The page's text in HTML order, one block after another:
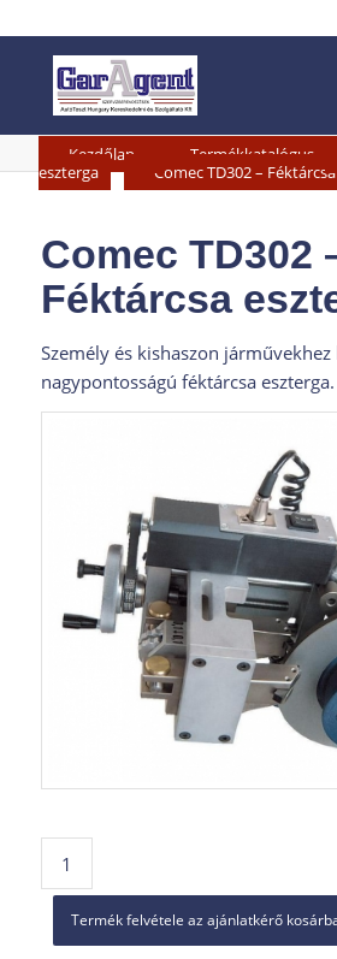
Kezdőlap Termékkatalógus
eszterga
» Comec TD302 –
Comec TD302
Féktárcsa
Személy és kishaszon járművekhez
nagypontosságú féktárcsa eszterga.
Termék felvétele az ajánlatkérő